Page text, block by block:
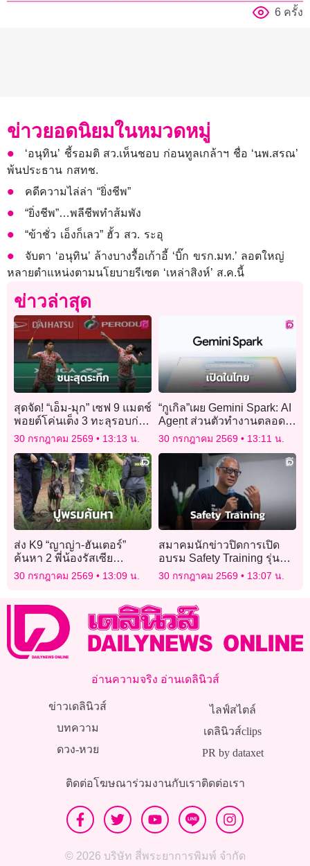
6 ครั้ง
ข่าวยอดนิยมในหมวดหมู่
‘อนุทิน’ ชี้รอมติ สว.เห็นชอบ ก่อนทูลเกล้าฯ ชื่อ ‘นพ.สรณ’
พ้นประธาน กสทช.
คดีความไล่ล่า “ยิ่งชีพ”
“ยิ่งชีพ”…พลีชีพทำส้มพัง
“ข้าชั่ว เอ็งก็เลว” ฮั้ว สว. ระอุ
จับตา ‘อนุทิน’ ล้างบางรื้อเก้าอี้ ‘บิ๊ก ขรก.มท.’ ลอตใหญ่
หลายตำแหน่งตามนโยบายรีเซต ‘เหล่าสิงห์’ ส.ค.นี้
ข่าวล่าสุด
สุดจัด! “เอ็ม-มุก” เซฟ 9 แมตช์
พอยต์โค่นเต็ง 3 ทะลุรอบก่อ
นรองฯ ไทเป โอเพ่น
30 กรกฎาคม 2569 13:13 น.
“กูเกิล”เผย Gemini Spark: AI
Agent ส่วนตัวทำงานตลอด
24 ชั่วโมง เปิดให้บริการใน
ไทยแล้ว
30 กรกฎาคม 2569 13:11 น.
ส่ง K9 “ญาญ่า-ฮันเตอร์”
ค้นหา 2 พี่น้องรัสเซีย
สูญหาย! หลังพบรถ จยย. ถูก
ชำแหละชิ้นส่วน
30 กรกฎาคม 2569 13:09 น.
สมาคมนักข่าวปิดการเปิด
อบรม Safety Training รุ่นที่
15 เน้นสถานการณ์ภัยพิบัติ
ทางน้ำ ย้ำ “ความปลอดภัย”
30 กรกฎาคม 2569 13:07 น.
อ่านความจริง อ่านเดลินิวส์
ข่าวเดลินิวส์
บทความ
ดวง-หวย
ไลฟ์สไตล์
เดลินิวส์clips
PR by dataxet
ติดต่อโฆษณาร่วมงานกับเราติดต่อเรา
© 2026 บริษัท สี่พระยาการพิมพ์ จำกัด